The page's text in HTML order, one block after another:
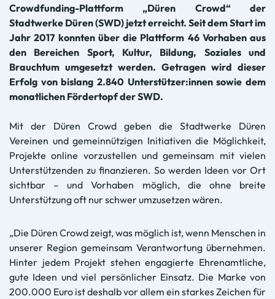
Crowdfunding-Plattform „Düren Crowd“ der
Stadtwerke Düren (SWD) jetzt erreicht. Seit dem Start im
Jahr 2017 konnten über die Plattform 46 Vorhaben aus
den Bereichen Sport, Kultur, Bildung, Soziales und
Brauchtum umgesetzt werden. Getragen wird dieser
Erfolg von bislang 2.840 Unterstützer:innen sowie dem
monatlichen Fördertopf der SWD.
Mit der Düren Crowd geben die Stadtwerke Düren
Vereinen und gemeinnützigen Initiativen die Möglichkeit,
Projekte online vorzustellen und gemeinsam mit vielen
Unterstützenden zu finanzieren. So werden Ideen vor Ort
sichtbar – und Vorhaben möglich, die ohne breite
Unterstützung oft nur schwer umzusetzen wären.
„Die Düren Crowd zeigt, was möglich ist, wenn Menschen in
unserer Region gemeinsam Verantwortung übernehmen.
Hinter jedem Projekt stehen engagierte Ehrenamtliche,
gute Ideen und viel persönlicher Einsatz. Die Marke von
200.000 Euro ist deshalb vor allem ein starkes Zeichen für